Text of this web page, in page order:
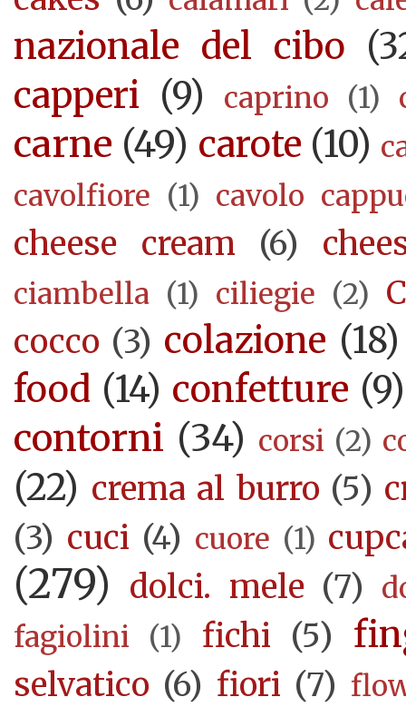
nazionale del cibo
capperi (9) caprino (1)
carne (49) carote (10)
cavolfiore (1) cavolo
cheese cream (6)
ciambella (1) ciliegie (2)
cocco (3) colazione (18)
food (14) confetture (9)
contorni (34) corsi (2)
(22) crema al burro (5)
(3) cuci (4) cuore (1)
(279) dolci. mele (7)
fagiolini (1) fichi (5)
selvatico (6) fiori (7)